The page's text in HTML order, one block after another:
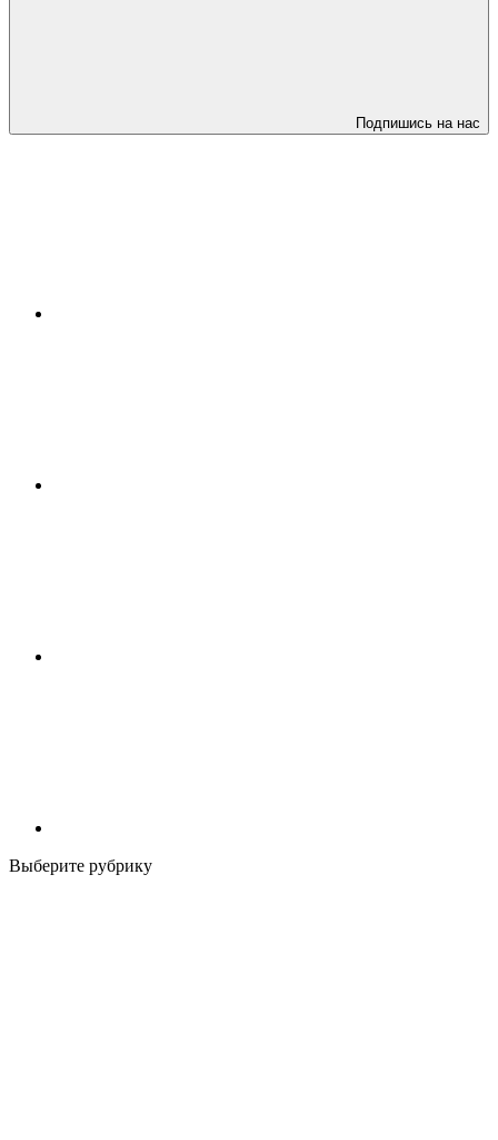
Подпишись на нас
Выберите рубрику